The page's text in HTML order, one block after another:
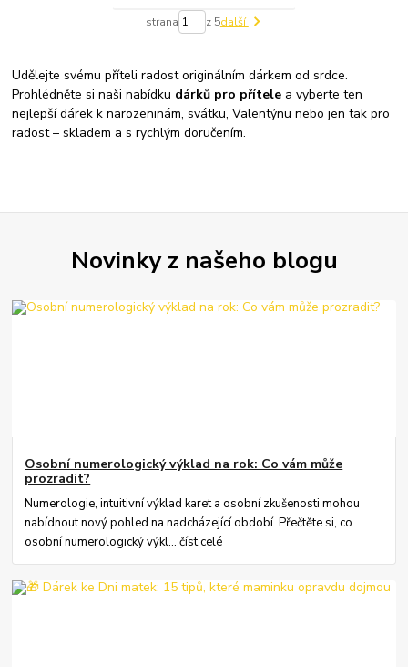
strana z 5další
Udělejte svému příteli radost originálním dárkem od srdce.
Prohlédněte si naši nabídku dárků pro přítele a vyberte ten
nejlepší dárek k narozeninám, svátku, Valentýnu nebo jen tak pro
radost – skladem a s rychlým doručením.
Novinky z našeho blogu
Osobní numerologický výklad na rok: Co vám může
prozradit?
Numerologie, intuitivní výklad karet a osobní zkušenosti mohou
nabídnout nový pohled na nadcházející období. Přečtěte si, co
osobní numerologický výkl...číst celé